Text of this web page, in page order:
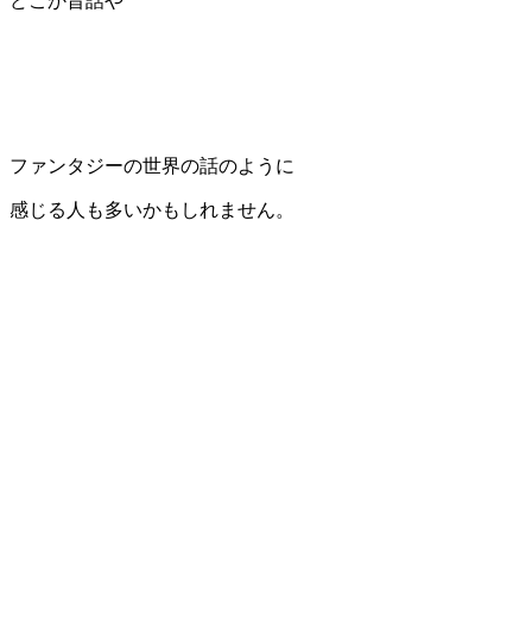
ファンタジーの世界の話のように
感じる人も多いかもしれません。